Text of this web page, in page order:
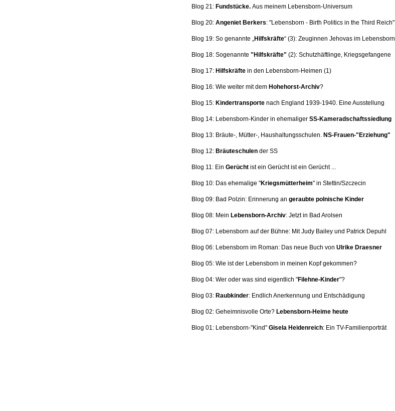
Blog 21: Fundstücke. Aus meinem Lebensborn-Universum
Blog 20: Angeniet Berkers: "Lebensborn - Birth Politics in the Third Reich"
Blog 19: So genannte „Hilfskräfte“ (3): Zeuginnen Jehovas im Lebensborn
Blog 18: Sogenannte "Hilfskräfte" (2): Schutzhäftlinge, Kriegsgefangene
Blog 17: Hilfskräfte in den Lebensborn-Heimen (1)
Blog 16: Wie weiter mit dem Hohehorst-Archiv?
Blog 15: Kindertransporte nach England 1939-1940. Eine Ausstellung
Blog 14: Lebensborn-Kinder in ehemaliger SS-Kameradschaftssiedlung
Blog 13: Bräute-, Mütter-, Haushaltungsschulen. NS-Frauen-"Erziehung"
Blog 12: Bräuteschulen der SS
Blog 11: Ein Gerücht ist ein Gerücht ist ein Gerücht ...
Blog 10: Das ehemalige "Kriegsmütterheim" in Stettin/Szczecin
Blog 09: Bad Polzin: Erinnerung an geraubte polnische Kinder
Blog 08: Mein Lebensborn-Archiv: Jetzt in Bad Arolsen
Blog 07: Lebensborn auf der Bühne: MitJudy Bailey und Patrick Depuhl
Blog 06: Lebensborn im Roman: Das neue Buch von Ulrike Draesner
Blog 05: Wie ist der Lebensborn in meinen Kopf gekommen?
Blog 04: Wer oder was sind eigentlich "Filehne-Kinder"?
Blog 03: Raubkinder: Endlich Anerkennung und Entschädigung
Blog 02: Geheimnisvolle Orte? Lebensborn-Heime heute
Blog 01: Lebensborn-"Kind" Gisela Heidenreich: Ein TV-Familienporträt